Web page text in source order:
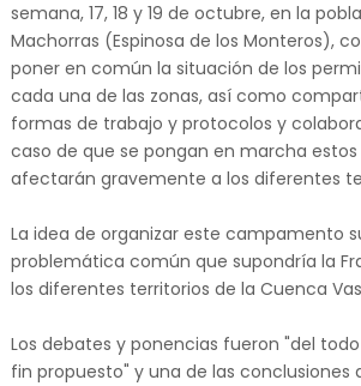
semana, 17, 18 y 19 de octubre, en la
Machorras (Espinosa de los Monteros),
poner en común la situación de los
cada una de las zonas, así como
formas de trabajo y protocolos y
caso de que se pongan en marcha
afectarán gravemente a los diferentes
La idea de organizar este campamento
problemática común que supondría la
los diferentes territorios de la Cuenca
Los debates y ponencias fueron "del
fin propuesto" y una de las conclusiones